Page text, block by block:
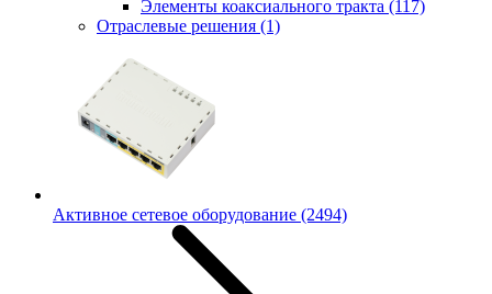
Элементы коаксиального тракта (117)
Отраслевые решения (1)
Активное сетевое оборудование (2494)